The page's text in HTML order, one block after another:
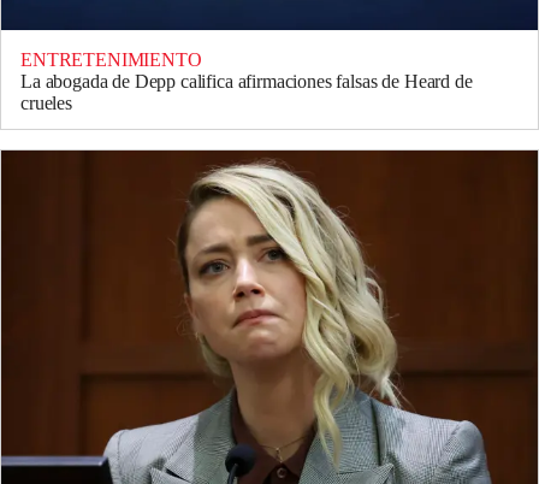
ENTRETENIMIENTO
La abogada de Depp califica afirmaciones falsas de Heard de
crueles